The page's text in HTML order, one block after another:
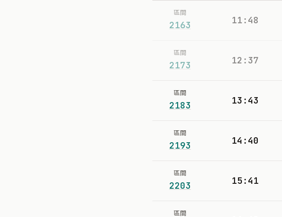
區間
2163 11:48
區間
2173 12:37
區間
2183 13:43
區間
2193 14:40
區間
2203 15:41
區間